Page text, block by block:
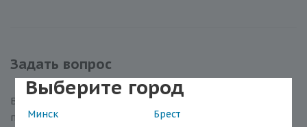
Выберите город
Минск
Брест
Задать вопрос
Вы можете задать любой интересующий вас вопрос
по товару или работе магазина.